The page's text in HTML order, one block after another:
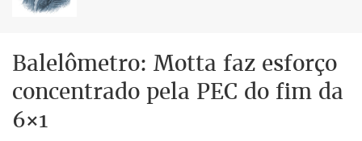
Balelômetro: Motta faz esforço
concentrado pela PEC do fim da
6×1